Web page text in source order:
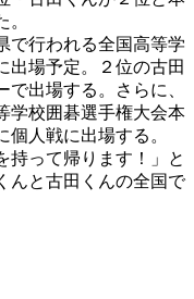
で行われる全国高等学
出場予定。２位の古田
出場する。さらに、
学校囲碁選手権大会本
人戦に出場する。
持って帰ります！」と
んと古田くんの全国で